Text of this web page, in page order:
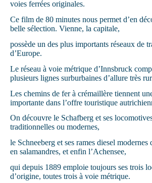
voies ferrées originales.
Ce film de 80 minutes nous permet d’en
belle sélection. Vienne, la capitale,
possède un des plus importants réseaux de
d’Europe.
Le réseau à voie métrique d’Innsbruck
plusieurs lignes surburbaines d’allure très
Les chemins de fer à crémaillère tiennent
importante dans l’offre touristique
On découvre le Schafberg et ses
traditionnelles ou modernes,
le Schneeberg et ses rames diesel modernes
en salamandres, et enfin l’Achensee,
qui depuis 1889 emploie toujours ses trois
d’origine, toutes trois à voie métrique.